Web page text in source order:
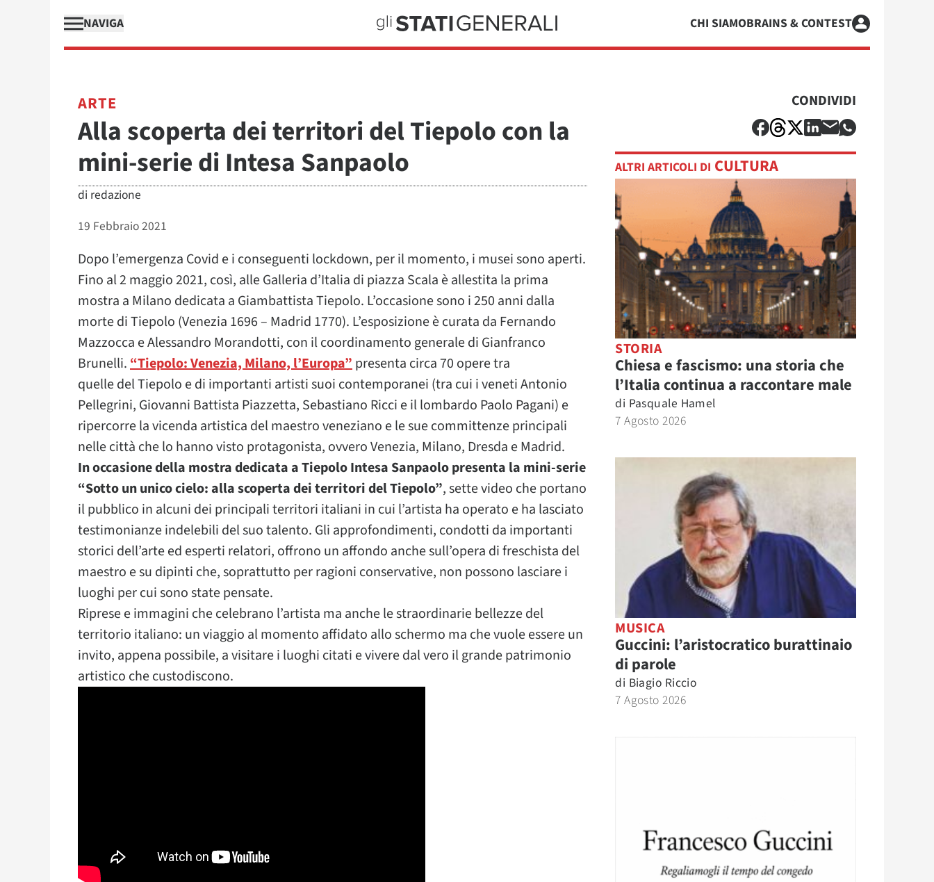
NAVIGA CHI SIAMOBRAINS & CONTEST
ARTE
Alla scoperta dei territori del Tiepolo con la
mini-serie di Intesa Sanpaolo
di redazione
19 Febbraio 2021
Dopo l’emergenza Covid e i conseguenti lockdown, per il momento, i musei sono aperti.
Fino al 2 maggio 2021, così, alle Galleria d’Italia di piazza Scala è allestita la prima
mostra a Milano dedicata a Giambattista Tiepolo. L’occasione sono i 250 anni dalla
morte di Tiepolo (Venezia 1696 – Madrid 1770). L’esposizione è curata da Fernando
Mazzocca e Alessandro Morandotti, con il coordinamento generale di Gianfranco
Brunelli.“Tiepolo: Venezia, Milano, l’Europa”presenta circa 70 opere tra
quelle del Tiepolo e di importanti artisti suoi contemporanei (tra cui i veneti Antonio
Pellegrini, Giovanni Battista Piazzetta, Sebastiano Ricci e il lombardo Paolo Pagani) e
ripercorre la vicenda artistica del maestro veneziano e le sue committenze principali
nelle città che lo hanno visto protagonista, ovvero Venezia, Milano, Dresda e Madrid.
In occasione della mostra dedicata a Tiepolo Intesa Sanpaolo presenta la mini-serie
“Sotto un unico cielo: alla scoperta dei territori del Tiepolo”, sette video che portano
il pubblico in alcuni dei principali territori italiani in cui l’artista ha operato e ha lasciato
testimonianze indelebili del suo talento. Gli approfondimenti, condotti da importanti
storici dell’arte ed esperti relatori, offrono un affondo anche sull’opera di freschista del
maestro e su dipinti che, soprattutto per ragioni conservative, non possono lasciare i
luoghi per cui sono state pensate.
Riprese e immagini che celebrano l’artista ma anche le straordinarie bellezze del
territorio italiano: un viaggio al momento affidato allo schermo ma che vuole essere un
invito, appena possibile, a visitare i luoghi citati e vivere dal vero il grande patrimonio
artistico che custodiscono.
CONDIVIDI
ALTRI ARTICOLI DI CULTURA
STORIA
Chiesa e fascismo: una storia che
l’Italia continua a raccontare male
di Pasquale Hamel
7 Agosto 2026
MUSICA
Guccini: l’aristocratico burattinaio
di parole
di Biagio Riccio
7 Agosto 2026